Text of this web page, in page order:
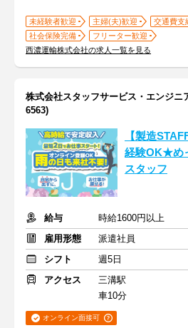
未経験者歓迎 主婦(夫)歓迎
交通費支
社会保険完備
フリーター歓迎
西濃運輸株式会社の求人一覧を見る
株式会社スタッフサービス・エンジニ
6563)
【製造
経験OK★め
スタッフ
給与
時給1600円以上
雇用形態
派遣社員
シフト
週5日
アクセス
三溝駅
車10分
オンライン面接可